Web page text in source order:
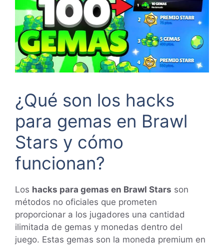
¿Qué son los hacks
para gemas en Brawl
Stars y cómo
funcionan?
Los hacks para gemas en Brawl Stars son
métodos no oficiales que prometen
proporcionar a los jugadores una cantidad
ilimitada de gemas y monedas dentro del
juego. Estas gemas son la moneda premium en